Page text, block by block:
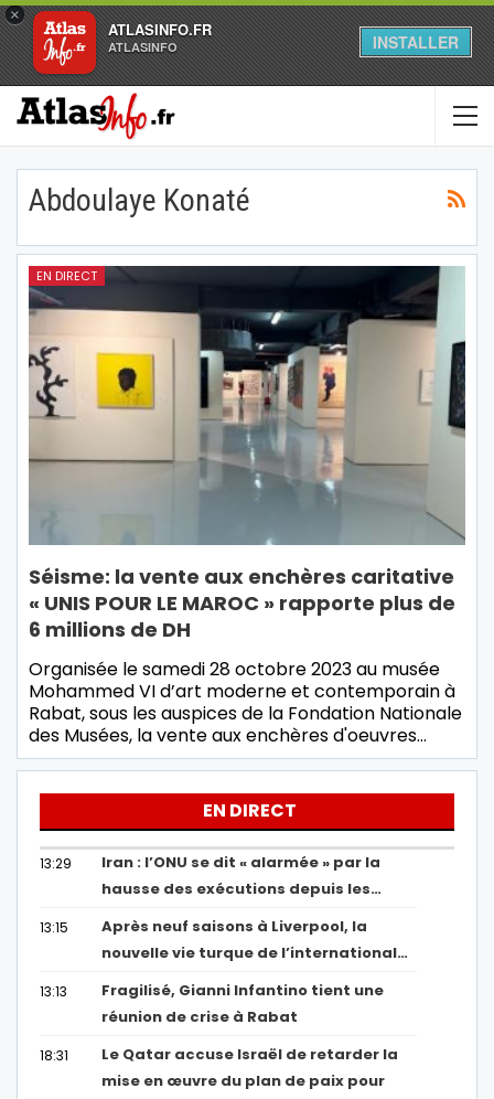
×
ATLASINFO.FR
ATLASINFO INSTALLER
Abdoulaye Konaté
EN DIRECT
Séisme: la vente aux enchères caritative
« UNIS POUR LE MAROC » rapporte plus de
6 millions de DH
Organisée le samedi 28 octobre 2023 au musée
Mohammed VI d’art moderne et contemporain à
Rabat, sous les auspices de la Fondation Nationale
des Musées, la vente aux enchères d'oeuvres…
EN DIRECT
13:29
Iran : l’ONU se dit « alarmée » par la
hausse des exécutions depuis les…
13:15
Après neuf saisons à Liverpool, la
nouvelle vie turque de l’international…
13:13
Fragilisé, Gianni Infantino tient une
réunion de crise à Rabat
18:31
Le Qatar accuse Israël de retarder la
mise en œuvre du plan de paix pour